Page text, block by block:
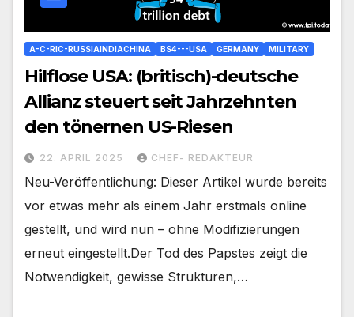
A-C-RIC-RUSSIAINDIACHINA BS4---USA GERMANY MILITARY
Hilflose USA: (britisch)-deutsche
Allianz steuert seit Jahrzehnten
den tönernen US-Riesen
22. APRIL 2025 CHEF- REDAKTEUR
Neu-Veröffentlichung: Dieser Artikel wurde bereits
vor etwas mehr als einem Jahr erstmals online
gestellt, und wird nun – ohne Modifizierungen
erneut eingestellt.Der Tod des Papstes zeigt die
Notwendigkeit, gewisse Strukturen,…